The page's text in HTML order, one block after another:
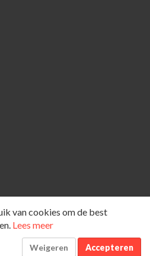
van cookies om de best
Lees meer
Weigeren Accepteren